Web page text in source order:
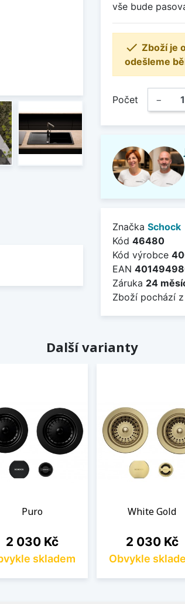
vše bude
 Zboží je
odešleme
Počet −
Značka Schock
Kód 46480
Kód výrobce
EAN
Záruka 24
Zboží pochází
Další varianty
Puro
Cena
2 030 Kč
skladem
White Gold
Cena
2 030 Kč
Obvykle